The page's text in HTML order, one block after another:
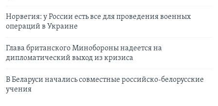
Норвегия: у России есть все для проведения военных
операций в Украине
Глава британского Минобороны надеется на
дипломатический выход из кризиса
В Беларуси начались совместные российско-белорусские
учения